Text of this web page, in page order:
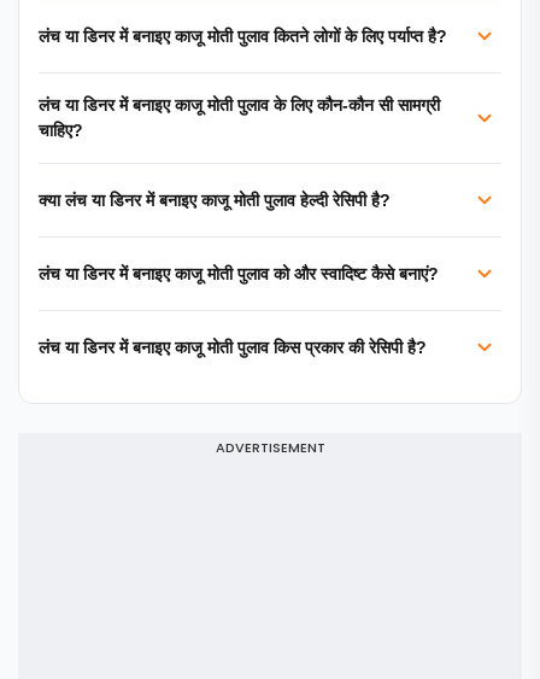
लंच या डिनर में बनाइए काजू मोती पुलाव कितने लोगों के लिए पर्याप्त है?
लंच या डिनर में बनाइए काजू मोती पुलाव के लिए कौन-कौन सी सामग्री
चाहिए?
क्या लंच या डिनर में बनाइए काजू मोती पुलाव हेल्दी रेसिपी है?
लंच या डिनर में बनाइए काजू मोती पुलाव को और स्वादिष्ट कैसे बनाएं?
लंच या डिनर में बनाइए काजू मोती पुलाव किस प्रकार की रेसिपी है?
ADVERTISEMENT